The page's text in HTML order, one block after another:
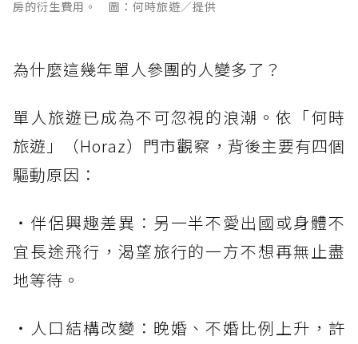
房的衍生費用。 圖：何時旅遊／提供
為什麼這幾年單人參團的人變多了？
單人旅遊已成為不可忽視的浪潮。依「何時
旅遊」（Horaz）門市觀察，背後主要有四個
驅動原因：
・伴侶興趣差異：另一半不愛出國或身體不
宜長途飛行，渴望旅行的一方不想再無止盡
地等待。
・人口結構改變：晚婚、不婚比例上升，許